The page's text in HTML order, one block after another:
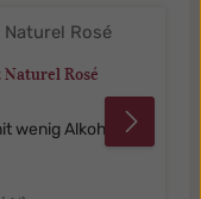
Rosé
wenig Alkohol.